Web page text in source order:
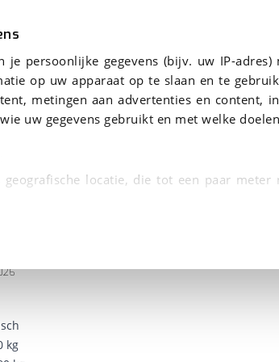
je persoonlijke gegevens (bijv. uw IP-adres)
op uw apparaat op te slaan en te
metingen aan advertenties en content,
uw gegevens gebruikt en met welke
locatie, die tot een paar meter
op elk moment wijzigen of
zorgen we voor een betere en meer
website goed werkt. Ook gebruiken we
kg